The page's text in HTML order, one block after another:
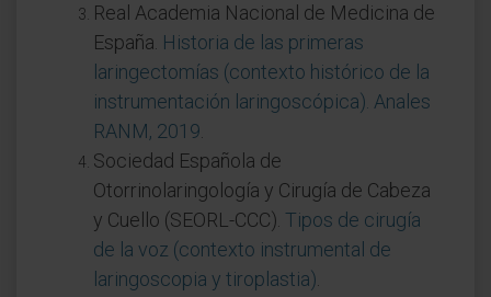
Real Academia Nacional de Medicina de
España. Historia de las primeras
laringectomías (contexto histórico de la
instrumentación laringoscópica). Anales
RANM, 2019
Sociedad Española de
Otorrinolaringología y Cirugía de Cabeza
y Cuello (SEORL-CCC). Tipos de cirugía
de la voz (contexto instrumental de
laringoscopia y tiroplastia)